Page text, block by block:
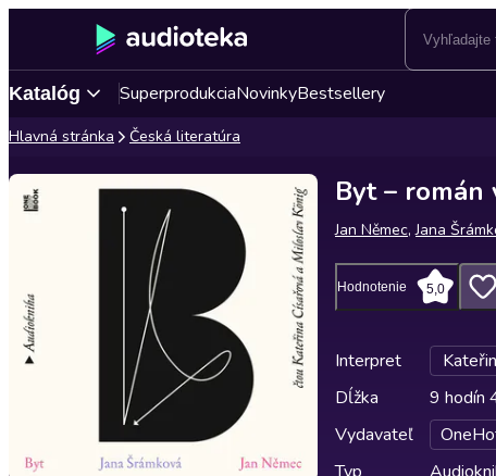
Katalóg SuperprodukciaNovinkyBestsellery
Hlavná stránka Česká literatúra
Byt – román
Jan Němec, Jana
Hodnotenie 5,0
Interpret
Dĺžka
9 hodín
Vydavateľ